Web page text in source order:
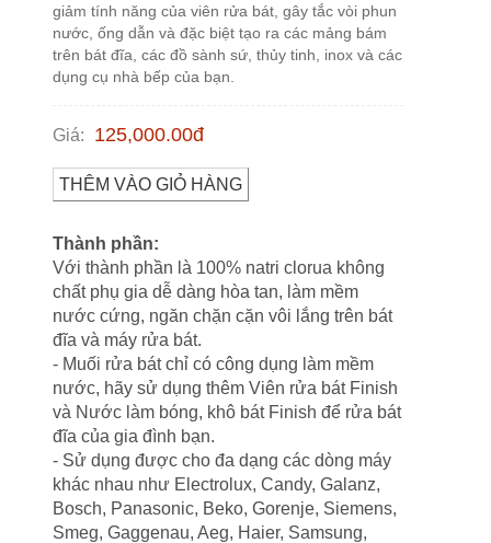
giảm tính năng của viên rửa bát, gây tắc vòi phun
nước, ống dẫn và đặc biệt tạo ra các mảng bám
trên bát đĩa, các đồ sành sứ, thủy tinh, inox và các
dụng cụ nhà bếp của bạn.
Giá: 125,000.00đ
THÊM VÀO GIỎ HÀNG
Thành phần:
Với thành phần là 100% natri clorua không
chất phụ gia dễ dàng hòa tan, làm mềm
nước cứng, ngăn chặn cặn vôi lắng trên bát
đĩa và máy rửa bát.
- Muối rửa bát chỉ có công dụng làm mềm
nước, hãy sử dụng thêm Viên rửa bát Finish
và Nước làm bóng, khô bát Finish để rửa bát
đĩa của gia đình bạn.
- Sử dụng được cho đa dạng các dòng máy
khác nhau như Electrolux, Candy, Galanz,
Bosch, Panasonic, Beko, Gorenje, Siemens,
Smeg, Gaggenau, Aeg, Haier, Samsung,